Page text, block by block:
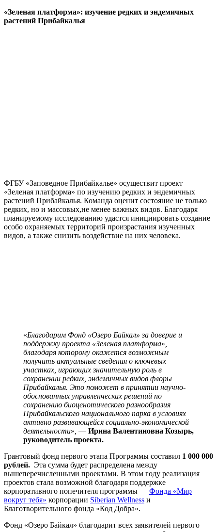
«Зеленая платформа»: изучение редких и эндемичных
растений Прибайкалья
ФГБУ «Заповедное Прибайкалье» осуществит проект
«Зеленая платформа» по изучению редких и эндемичных
растений Прибайкалья. Команда оценит состояние не только
редких, но и массовых,не менее важных видов. Благодаря
планируемому исследованию удастся инициировать создание
особо охраняемых территорий произрастания изученных
видов, а также снизить воздействие на них человека.
«Благодарим Фонд «Озеро Байкал» за доверие и
поддержку проекта «Зеленая платформа»
благодаря которому окажется возможным
получить актуальные сведения о ключевых
участках, играющих значительную роль в
сохранении редких, эндемичных видов флоры
Прибайкалья. Это поможет в принятии научно-
обоснованных управленческих решений по
сохранению биоценотического разнообразия
Прибайкальского национального парка в условиях
активно развивающейся социально-экономической
деятельности» — Ирина Валентиновна Козырь,
руководитель проекта.
Грантовый фонд первого этапа Программы составил 1 000 000
рублей. Эта сумма будет распределена между
вышеперечисленными проектами. В этом году реализация
проектов стала возможной благодаря поддержке
корпоративного попечителя программы — Фонда «Мир
вокруг тебя» корпорации Siberian Wellness и
Благотворительного фонда «Код Добра».
Фонд «Озеро Байкал» благодарит всех заявителей первого